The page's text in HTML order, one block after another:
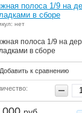
полоса 1/9 на
в сборе
нет
полоса 1/9 на
в сборе
Добавить к сравнению